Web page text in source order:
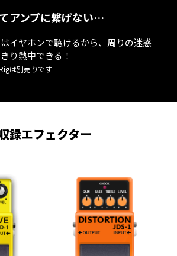
アンプに繋げない…
イヤホンで聴けるから、周りの迷惑
り熱中できる！
は別売りです
録エフェクター